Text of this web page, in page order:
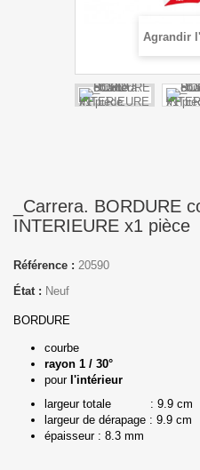
Agrandir
_Carrera. BORDURE
INTERIEURE x1 pièce
Référence : 20590
État : Neuf
BORDURE
courbe
rayon 1 / 30°
pourl'intérieur
largeur totale : 9.9 cm
largeur de dérapage : 9.9 cm
épaisseur : 8.3 mm